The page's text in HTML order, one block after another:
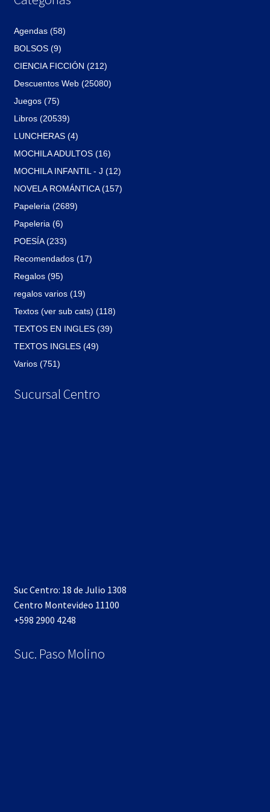
Agendas (58)
BOLSOS (9)
CIENCIA FICCIÓN (212)
Descuentos Web (25080)
Juegos (75)
Libros (20539)
LUNCHERAS (4)
MOCHILA ADULTOS (16)
MOCHILA INFANTIL - J (12)
NOVELA ROMÁNTICA (157)
Papeleria (2689)
Papeleria (6)
POESÍA (233)
Recomendados (17)
Regalos (95)
regalos varios (19)
Textos (ver sub cats) (118)
TEXTOS EN INGLES (39)
TEXTOS INGLES (49)
Varios (751)
Sucursal Centro
Suc Centro: 18 de Julio 1308
Centro Montevideo 11100
+598 2900 4248
Suc. Paso Molino